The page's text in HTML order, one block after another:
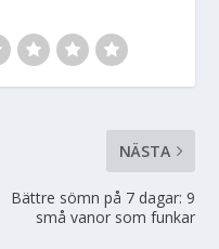
NÄSTA
Bättre sömn på 7 dagar: 9
små vanor som funkar